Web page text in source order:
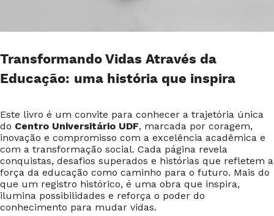
Transformando Vidas Através da
Educação: uma história que inspira
Este livro é um convite para conhecer a trajetória única
do Centro Universitário UDF, marcada por coragem,
inovação e compromisso com a excelência acadêmica e
com a transformação social. Cada página revela
conquistas, desafios superados e histórias que refletem a
força da educação como caminho para o futuro. Mais do
que um registro histórico, é uma obra que inspira,
ilumina possibilidades e reforça o poder do
conhecimento para mudar vidas.